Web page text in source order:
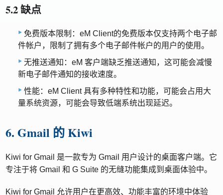
5.2 缺点
免费版本限制：eM Client的免费版本仅支持两个电子邮
件帐户，限制了拥有多个电子邮件帐户的用户的使用。
无推送通知：eM 客户端缺乏推送通知，这可能会减慢
新电子邮件通知的接收速度。
性能：eM Client 具有多种特性和功能，可能会占用大
量系统资源，可能会导致低端系统出现延迟。
6. Gmail 的 Kiwi
Kiwi for Gmail 是一款专为 Gmail 用户设计的桌面客户端。它
专注于将 Gmail 和 G Suite 的无缝功能集成到桌面体验中。
Kiwi for Gmail 允许用户在更高效、功能丰富的环境中体验